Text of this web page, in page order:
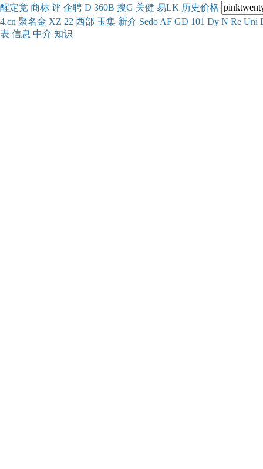
醒定竞 商标 评 企聘 D 360B 搜G 关健 易LK 历史价格
4.cn 聚名金 XZ 22 西部 玉集 新介 Sedo AF GD 101 Dy N Re Uni
表 信息 中介 知识